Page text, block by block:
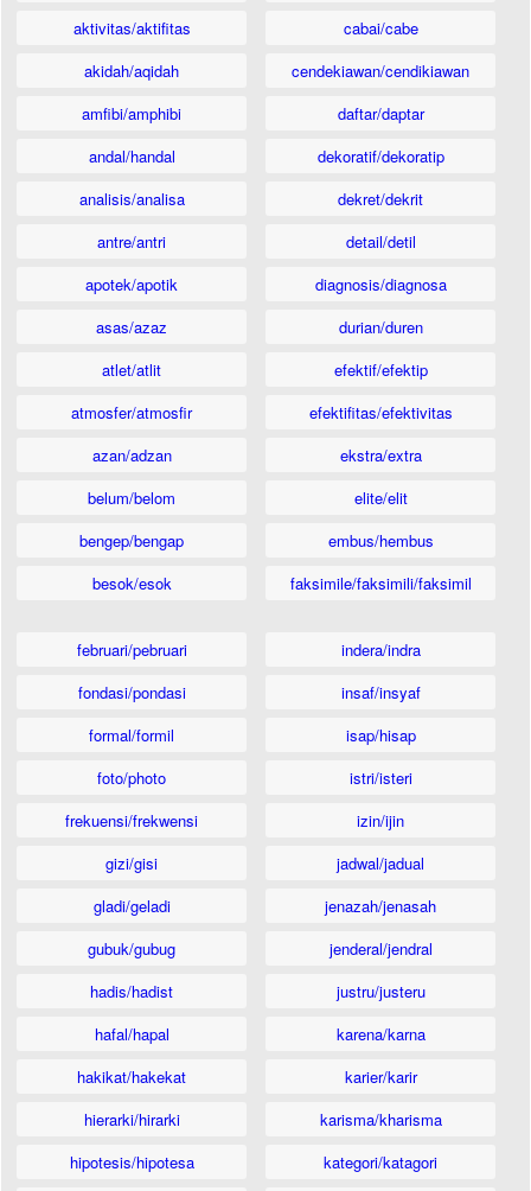
aktivitas/aktifitas
akidah/aqidah
amfibi/amphibi
andal/handal
analisis/analisa
antre/antri
apotek/apotik
asas/azaz
atlet/atlit
atmosfer/atmosfir
azan/adzan
belum/belom
bengep/bengap
besok/esok
cabai/cabe
cendekiawan/cendikiawan
daftar/daptar
dekoratif/dekoratip
dekret/dekrit
detail/detil
diagnosis/diagnosa
durian/duren
efektif/efektip
efektifitas/efektivitas
ekstra/extra
elite/elit
embus/hembus
faksimile/faksimili/faksimil
februari/pebruari
fondasi/pondasi
formal/formil
foto/photo
frekuensi/frekwensi
gizi/gisi
gladi/geladi
gubuk/gubug
hadis/hadist
hafal/hapal
hakikat/hakekat
hierarki/hirarki
hipotesis/hipotesa
indera/indra
insaf/insyaf
isap/hisap
istri/isteri
izin/ijin
jadwal/jadual
jenazah/jenasah
jenderal/jendral
justru/justeru
karena/karna
karier/karir
karisma/kharisma
kategori/katagori